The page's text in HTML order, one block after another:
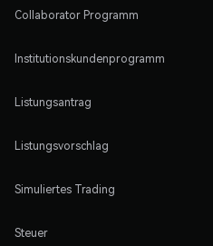
Collaborator Programm
Institutionskundenprogramm
Listungsantrag
Listungsvorschlag
Simuliertes Trading
Steuer